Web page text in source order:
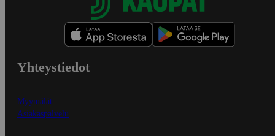
Yhteystiedot
Myymälät
Asiakaspalvelu